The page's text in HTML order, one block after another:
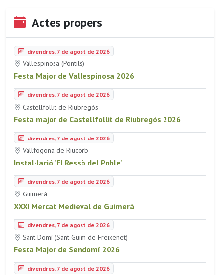
Actes propers
divendres, 7 de agost de 2026
Vallespinosa (Pontils)
Festa Major de Vallespinosa 2026
divendres, 7 de agost de 2026
Castellfollit de Riubregós
Festa major de Castellfollit de Riubregós 2026
divendres, 7 de agost de 2026
Vallfogona de Riucorb
Instal·lació 'El Ressò del Poble'
divendres, 7 de agost de 2026
Guimerà
XXXI Mercat Medieval de Guimerà
divendres, 7 de agost de 2026
Sant Domí (Sant Guim de Freixenet)
Festa Major de Sendomí 2026
divendres, 7 de agost de 2026